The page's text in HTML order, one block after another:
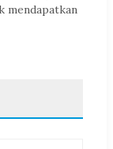
mendapatkan